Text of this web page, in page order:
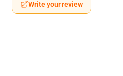
Write your review